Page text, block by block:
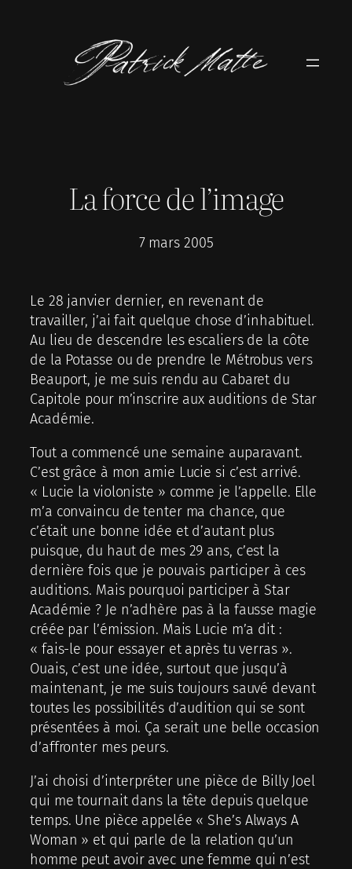
La force de l’image
7 mars 2005
Le 28 janvier dernier, en revenant de
travailler, j’ai fait quelque chose d’inhabituel.
Au lieu de descendre les escaliers de la côte
de la Potasse ou de prendre le Métrobus vers
Beauport, je me suis rendu au Cabaret du
Capitole pour m’inscrire aux auditions de Star
Académie.
Tout a commencé une semaine auparavant.
C’est grâce à mon amie Lucie si c’est arrivé.
« Lucie la violoniste » comme je l’appelle. Elle
m’a convaincu de tenter ma chance, que
c’était une bonne idée et d’autant plus
puisque, du haut de mes 29 ans, c’est la
dernière fois que je pouvais participer à ces
auditions. Mais pourquoi participer à Star
Académie ? Je n’adhère pas à la fausse magie
créée par l’émission. Mais Lucie m’a dit :
« fais-le pour essayer et après tu verras ».
Ouais, c’est une idée, surtout que jusqu’à
maintenant, je me suis toujours sauvé devant
toutes les possibilités d’audition qui se sont
présentées à moi. Ça serait une belle occasion
d’affronter mes peurs.
J’ai choisi d’interpréter une pièce de Billy Joel
qui me tournait dans la tête depuis quelque
temps. Une pièce appelée « She’s Always A
Woman » et qui parle de la relation qu’un
homme peut avoir avec une femme qui n’est